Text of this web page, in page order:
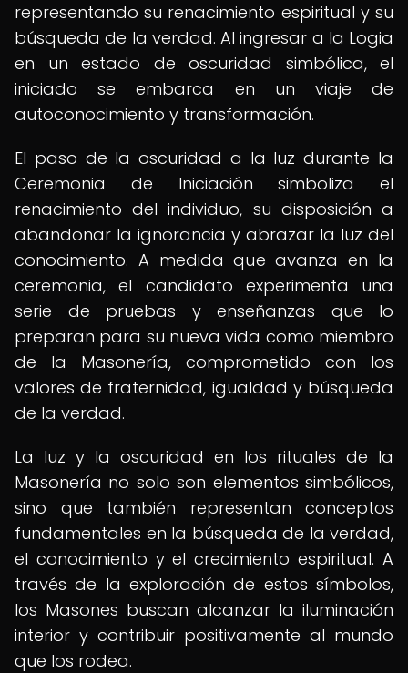
representando su renacimiento espiritual y su
búsqueda de la verdad. Al ingresar a la Logia
en un estado de oscuridad simbólica, el
iniciado se embarca en un viaje de
autoconocimiento y transformación.
El paso de la oscuridad a la luz durante la
Ceremonia de Iniciación simboliza el
renacimiento del individuo, su disposición a
abandonar la ignorancia y abrazar la luz del
conocimiento. A medida que avanza en la
ceremonia, el candidato experimenta una
serie de pruebas y enseñanzas que lo
preparan para su nueva vida como miembro
de la Masonería, comprometido con los
valores de fraternidad, igualdad y búsqueda
de la verdad.
La luz y la oscuridad en los rituales de la
Masonería no solo son elementos simbólicos,
sino que también representan conceptos
fundamentales en la búsqueda de la verdad,
el conocimiento y el crecimiento espiritual. A
través de la exploración de estos símbolos,
los Masones buscan alcanzar la iluminación
interior y contribuir positivamente al mundo
que los rodea.